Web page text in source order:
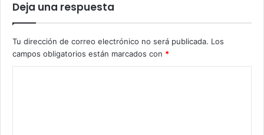
Deja una respuesta
Tu dirección de correo electrónico no será publicada. Los
campos obligatorios están marcados con *